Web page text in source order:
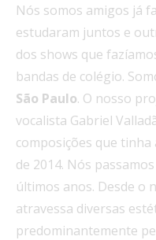
Nós somos amigos já
estudaram juntos e
dos shows que
bandas de colégio.
São Paulo. O nosso
vocalista Gabriel
composições que
de 2014. Nós
últimos anos. Desde o
atravessa diversas
predominantemente